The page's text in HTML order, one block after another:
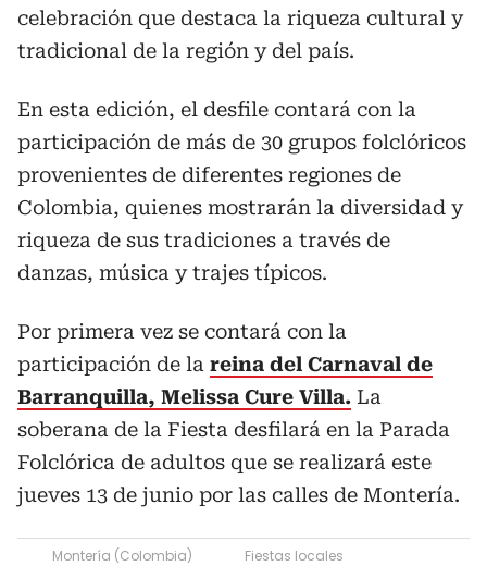
celebración que destaca la riqueza cultural y
tradicional de la región y del país.
En esta edición, el desfile contará con la
participación de más de 30 grupos folclóricos
provenientes de diferentes regiones de
Colombia, quienes mostrarán la diversidad y
riqueza de sus tradiciones a través de
danzas, música y trajes típicos.
Por primera vez se contará con la
participación de la reina del Carnaval de
Barranquilla, Melissa Cure Villa. La
soberana de la Fiesta desfilará en la Parada
Folclórica de adultos que se realizará este
jueves 13 de junio por las calles de Montería.
Montería (Colombia)
Fiestas locales